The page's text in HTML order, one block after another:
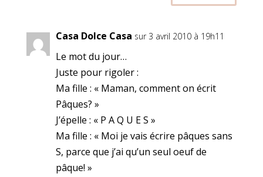
Casa Dolce Casa sur 3 avril 2010 à 19h11
Le mot du jour…
Juste pour rigoler :
Ma fille : « Maman, comment on écrit
Pâques? »
J’épelle : « P A Q U E S »
Ma fille : « Moi je vais écrire pâques sans
S, parce que j’ai qu’un seul oeuf de
pâque! »